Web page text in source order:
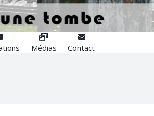
Médias Contact